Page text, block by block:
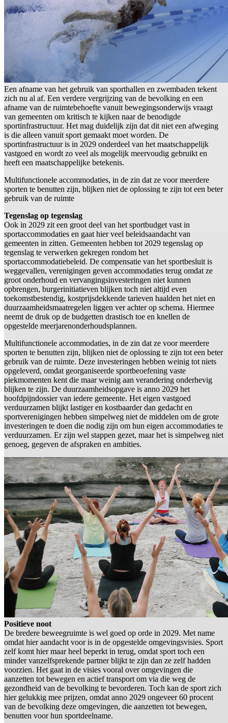
Een afname van het gebruik van sporthallen en zwembaden tekent
zich nu al af. Een verdere vergrijzing van de bevolking en een
afname van de ruimtebehoefte vanuit bewegingsonderwijs vraagt
van gemeenten om kritisch te kijken naar de benodigde
sportinfrastructuur. Het mag duidelijk zijn dat dit niet een afweging
is die alleen vanuit sport gemaakt moet worden. De
sportinfrastructuur is in 2029 onderdeel van het maatschappelijk
vastgoed en wordt zo veel als mogelijk meervoudig gebruikt en
heeft een maatschappelijke betekenis.
Multifunctionele accommodaties, in de zin dat ze voor meerdere
sporten te benutten zijn, blijken niet de oplossing te zijn tot een beter
gebruik van de ruimte
Tegenslag op tegenslag
Ook in 2029 zit een groot deel van het sportbudget vast in
sportaccommodaties en gaat hier veel beleidsaandacht van
gemeenten in zitten. Gemeenten hebben tot 2029 tegenslag op
tegenslag te verwerken gekregen rondom het
sportaccommodatiebeleid. De compensatie van het sportbesluit is
weggevallen, verenigingen geven accommodaties terug omdat ze
groot onderhoud en vervangingsinvesteringen niet kunnen
opbrengen, burgerinitiatieven blijken toch niet altijd even
toekomstbestendig, kostprijsdekkende tarieven haalden het niet en
duurzaamheidsmaatregelen liggen ver achter op schema. Hiermee
neemt de druk op de budgetten drastisch toe en knellen de
opgestelde meerjarenonderhoudsplannen.
Multifunctionele accommodaties, in de zin dat ze voor meerdere
sporten te benutten zijn, blijken niet de oplossing te zijn tot een beter
gebruik van de ruimte. Deze investeringen hebben weinig tot niets
opgeleverd, omdat georganiseerde sportbeoefening vaste
piekmomenten kent die maar weinig aan verandering onderhevig
blijken te zijn. De duurzaamheidsopgave is anno 2029 het
hoofdpijndossier van iedere gemeente. Het eigen vastgoed
verduurzamen blijkt lastiger en kostbaarder dan gedacht en
sportverenigingen hebben simpelweg niet de middelen om de grote
investeringen te doen die nodig zijn om hun eigen accommodaties te
verduurzamen. Er zijn wel stappen gezet, maar het is simpelweg niet
genoeg, gegeven de afspraken en ambities.
Positieve noot
De bredere beweegruimte is wel goed op orde in 2029. Met name
omdat hier aandacht voor is in de opgestelde omgevingsvisies. Sport
zelf komt hier maar heel beperkt in terug, omdat sport toch een
minder vanzelfsprekende partner blijkt te zijn dan ze zelf hadden
voorzien. Het gaat in de visies vooral over omgevingen die
aanzetten tot bewegen en actief transport om via die weg de
gezondheid van de bevolking te bevorderen. Toch kan de sport zich
hier gelukkig mee prijzen, omdat anno 2029 ongeveer 60 procent
van de bevolking deze omgevingen, die aanzetten tot bewegen,
benutten voor hun sportdeelname.